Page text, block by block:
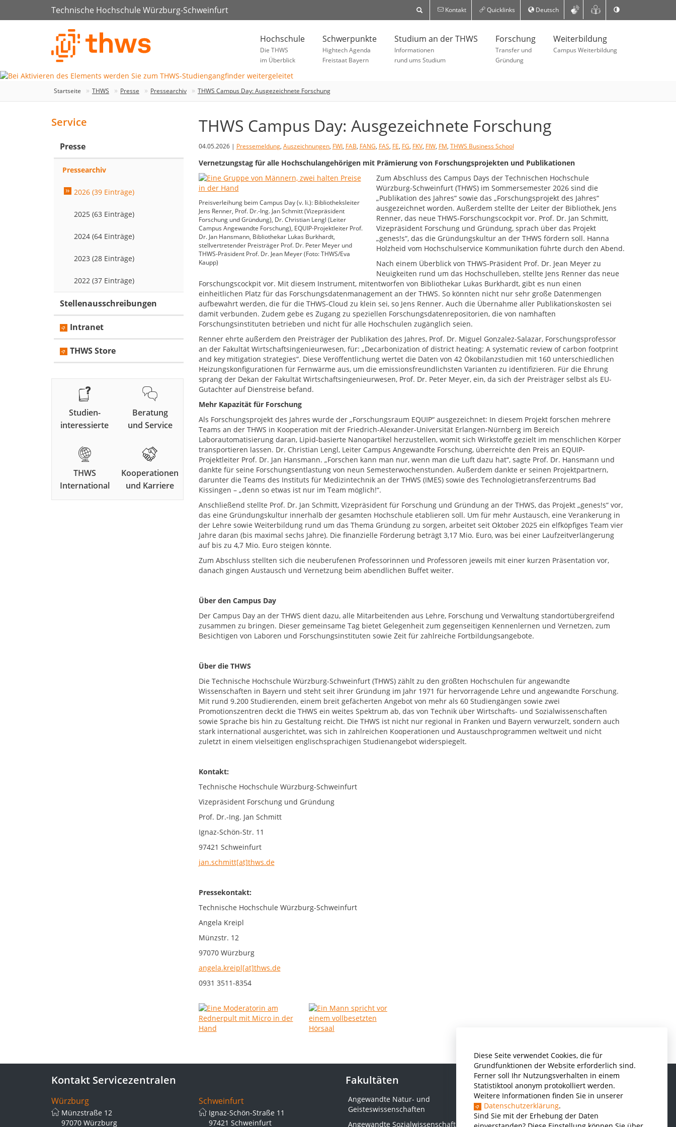
Diese Seite verwendet Cookies, die für
Grundfunktionen der Website erforderlich sind.
Ferner soll Ihr Nutzungsverhalten in einem
Statistiktool anonym protokolliert werden.
Weitere Informationen finden Sie in unserer
Datenschutzerklärung.
Sind Sie mit der Erhebung der Daten
Technische Hochschule Würzburg-Schweinfurt Kontakt Quicklinks Deutsch
Hochschule
Die THWS
im Überblick
Schwerpunkte
Hightech Agenda
Freistaat Bayern
Studium an der THWS
Informationen
rund ums Studium
Forschung
Transfer und
Gründung
Weiterbildung
Campus Weiterbildung
Startseite THWS Presse Pressearchiv THWS Campus Day: Ausgezeichnete Forschung
THWS Campus Day: Ausgezeichnete Forschung
04.05.2026 | Pressemeldung, Auszeichnungen, FWI, FAB, FANG, FAS, FE, FG, FKV, FIW, FM, THWS Business School
Vernetzungstag für alle Hochschulangehörigen mit Prämierung von Forschungsprojekten und Publikationen
Preisverleihung beim Campus Day (v. li.): Bibliotheksleiter
Jens Renner, Prof. Dr.-Ing. Jan Schmitt (Vizepräsident
Forschung und Gründung), Dr. Christian Lengl (Leiter
Campus Angewandte Forschung), EQUIP-Projektleiter Prof.
Dr. Jan Hansmann, Bibliothekar Lukas Burkhardt,
stellvertretender Preisträger Prof. Dr. Peter Meyer und
THWS-Präsident Prof. Dr. Jean Meyer (Foto: THWS/Eva
Kaupp)
Zum Abschluss des Campus Days der Technischen Hochschule
Würzburg-Schweinfurt (THWS) im Sommersemester 2026 sind die
„Publikation des Jahres“ sowie das „Forschungsprojekt des Jahres“
ausgezeichnet worden. Außerdem stellte der Leiter der Bibliothek, Jens
Renner, das neue THWS-Forschungscockpit vor. Prof. Dr. Jan Schmitt,
Vizepräsident Forschung und Gründung, sprach über das Projekt
„genes!s“, das die Gründungskultur an der THWS fördern soll. Hanna
Holzheid vom Hochschulservice Kommunikation führte durch den Abend.
Nach einem Überblick von THWS-Präsident Prof. Dr. Jean Meyer zu
Neuigkeiten rund um das Hochschulleben, stellte Jens Renner das neue
Forschungscockpit vor. Mit diesem Instrument, mitentworfen von Bibliothekar Lukas Burkhardt, gibt es nun einen
einheitlichen Platz für das Forschungsdatenmanagement an der THWS. So könnten nicht nur sehr große Datenmengen
aufbewahrt werden, die für die THWS-Cloud zu klein sei, so Jens Renner. Auch die Übernahme aller Publikationskosten sei
damit verbunden. Zudem gebe es Zugang zu speziellen Forschungsdatenrepositorien, die von namhaften
Forschungsinstituten betrieben und nicht für alle Hochschulen zugänglich seien.
Renner ehrte außerdem den Preisträger der Publikation des Jahres, Prof. Dr. Miguel Gonzalez-Salazar, Forschungsprofessor
an der Fakultät Wirtschaftsingenieurwesen, für: „Decarbonization of district heating: A systematic review of carbon footprint
and key mitigation strategies“. Diese Veröffentlichung wertet die Daten von 42 Ökobilanzstudien mit 160 unterschiedlichen
Heizungskonfigurationen für Fernwärme aus, um die emissionsfreundlichsten Varianten zu identifizieren. Für die Ehrung
sprang der Dekan der Fakultät Wirtschaftsingenieurwesen, Prof. Dr. Peter Meyer, ein, da sich der Preisträger selbst als EU-
Gutachter auf Dienstreise befand.
Mehr Kapazität für Forschung
Als Forschungsprojekt des Jahres wurde der „Forschungsraum EQUIP“ ausgezeichnet: In diesem Projekt forschen mehrere
Teams an der THWS in Kooperation mit der Friedrich-Alexander-Universität Erlangen-Nürnberg im Bereich
Laborautomatisierung daran, Lipid-basierte Nanopartikel herzustellen, womit sich Wirkstoffe gezielt im menschlichen Körper
transportieren lassen. Dr. Christian Lengl, Leiter Campus Angewandte Forschung, überreichte den Preis an EQUIP-
Projektleiter Prof. Dr. Jan Hansmann. „Forschen kann man nur, wenn man die Luft dazu hat“, sagte Prof. Dr. Hansmann und
dankte für seine Forschungsentlastung von neun Semesterwochenstunden. Außerdem dankte er seinen Projektpartnern,
darunter die Teams des Instituts für Medizintechnik an der THWS (IMES) sowie des Technologietransferzentrums Bad
Kissingen – „denn so etwas ist nur im Team möglich!“.
Anschließend stellte Prof. Dr. Jan Schmitt, Vizepräsident für Forschung und Gründung an der THWS, das Projekt „genes!s“ vor,
das eine Gründungskultur innerhalb der gesamten Hochschule etablieren soll. Um für mehr Austausch, eine Verankerung in
der Lehre sowie Weiterbildung rund um das Thema Gründung zu sorgen, arbeitet seit Oktober 2025 ein elfköpfiges Team vier
Jahre daran (bis maximal sechs Jahre). Die finanzielle Förderung beträgt 3,17 Mio. Euro, was bei einer Laufzeitverlängerung
auf bis zu 4,7 Mio. Euro steigen könnte.
Zum Abschluss stellten sich die neuberufenen Professorinnen und Professoren jeweils mit einer kurzen Präsentation vor,
danach gingen Austausch und Vernetzung beim abendlichen Buffet weiter.
Über den Campus Day
Der Campus Day an der THWS dient dazu, alle Mitarbeitenden aus Lehre, Forschung und Verwaltung standortübergreifend
zusammen zu bringen. Dieser gemeinsame Tag bietet Gelegenheit zum gegenseitigen Kennenlernen und Vernetzen, zum
Besichtigen von Laboren und Forschungsinstituten sowie Zeit für zahlreiche Fortbildungsangebote.
Über die THWS
Die Technische Hochschule Würzburg-Schweinfurt (THWS) zählt zu den größten Hochschulen für angewandte
Wissenschaften in Bayern und steht seit ihrer Gründung im Jahr 1971 für hervorragende Lehre und angewandte Forschung.
Mit rund 9.200 Studierenden, einem breit gefächerten Angebot von mehr als 60 Studiengängen sowie zwei
Promotionszentren deckt die THWS ein weites Spektrum ab, das von Technik über Wirtschafts- und Sozialwissenschaften
sowie Sprache bis hin zu Gestaltung reicht. Die THWS ist nicht nur regional in Franken und Bayern verwurzelt, sondern auch
stark international ausgerichtet, was sich in zahlreichen Kooperationen und Austauschprogrammen weltweit und nicht
zuletzt in einem vielseitigen englischsprachigen Studienangebot widerspiegelt.
Kontakt:
Technische Hochschule Würzburg-Schweinfurt
Vizepräsident Forschung und Gründung
Prof. Dr.-Ing. Jan Schmitt
Ignaz-Schön-Str. 11
97421 Schweinfurt
jan.schmitt[at]thws.de
Pressekontakt:
Technische Hochschule Würzburg-Schweinfurt
Angela Kreipl
Münzstr. 12
97070 Würzburg
angela.kreipl[at]thws.de
0931 3511-8354
Service
Presse
Pressearchiv
2026 (39 Einträge)
2025 (63 Einträge)
2024 (64 Einträge)
2023 (28 Einträge)
2022 (37 Einträge)
Stellenausschreibungen
Intranet
THWS Store
Studien-
interessierte
Beratung
und Service
THWS
International
Kooperationen
und Karriere
Kontakt Servicezentralen
Würzburg
Münzstraße 12
97070 Würzburg
Schweinfurt
Ignaz-Schön-Straße 11
97421 Schweinfurt
Fakultäten
Angewandte Natur- und
Geisteswissenschaften
Angewandte Sozialwissenschaften
Informatik und Wirtschaftsinformatik
Kunststofftechnik und Vermessung